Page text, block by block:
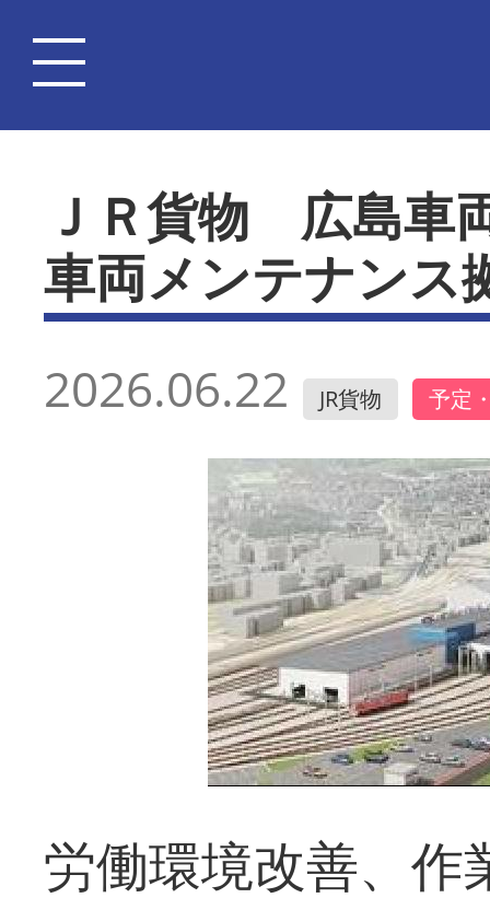
ＪＲ貨物 広島車
車両メンテナンス
2026.06.22 JR貨物 予定
労働環境改善、作